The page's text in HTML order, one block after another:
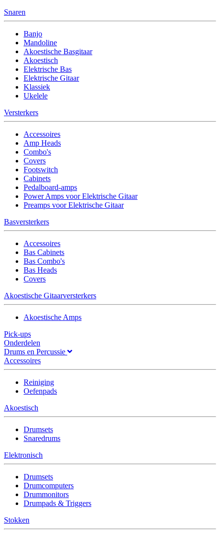
Snaren
Banjo
Mandoline
Akoestische Basgitaar
Akoestisch
Elektrische Bas
Elektrische Gitaar
Klassiek
Ukelele
Versterkers
Accessoires
Amp Heads
Combo's
Covers
Footswitch
Cabinets
Pedalboard-amps
Power Amps voor Elektrische Gitaar
Preamps voor Elektrische Gitaar
Basversterkers
Accessoires
Bas Cabinets
Bas Combo's
Bas Heads
Covers
Akoestische Gitaarversterkers
Akoestische Amps
Pick-ups
Onderdelen
Drums en Percussie
Accessoires
Reiniging
Oefenpads
Akoestisch
Drumsets
Snaredrums
Elektronisch
Drumsets
Drumcomputers
Drummonitors
Drumpads & Triggers
Stokken